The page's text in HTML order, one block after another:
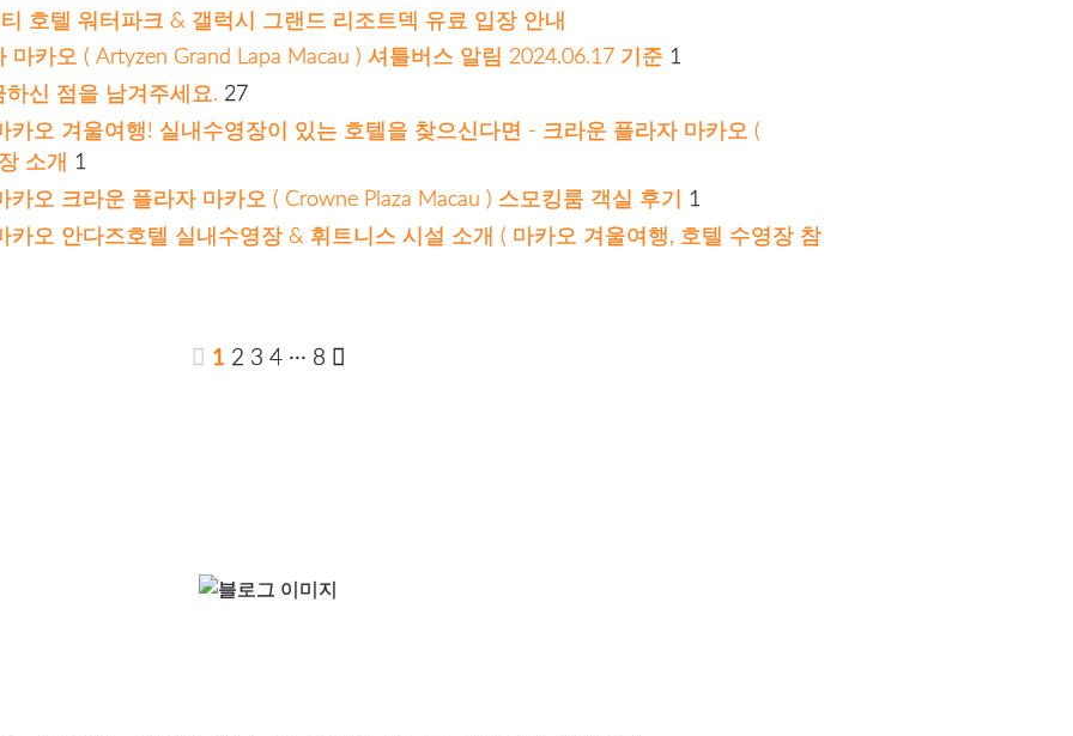
호텔 워터파크 & 갤럭시 그랜드 리조트덱 유료 입장 안내
마카오 ( Artyzen Grand Lapa Macau ) 셔틀버스 알림 2024.06.17 기준 1
신 점을 남겨주세요. 27
카오 겨울여행! 실내수영장이 있는 호텔을 찾으신다면 - 크라운 플라자 마카오 (
소개 1
카오 크라운 플라자 마카오 ( Crowne Plaza Macau ) 스모킹룸 객실 후기
1
카오 안다즈호텔 실내수영장 & 휘트니스 시설 소개 ( 마카오 겨울여행, 호텔 수영장 참
1 2 3 4 ··· 8